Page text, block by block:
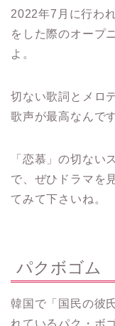
2022年7月に行わ
をした際のオープ
よ。
切ない歌詞とメロ
歌声が最高なんです
「恋慕」の切ない
で、ぜひドラマを
てみて下さいね。
パクボゴム
韓国で「国民の彼
れているパク・ボ